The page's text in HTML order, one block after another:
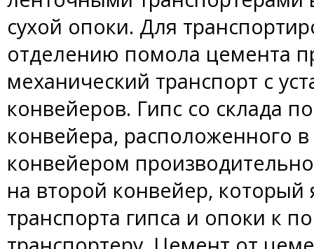
сухой опоки. Для
отделению помола цемента
механический транспорт с
конвейеров. Гипс со склада
конвейера, расположенного
конвейером
на второй конвейер,
транспорта гипса и опоки к